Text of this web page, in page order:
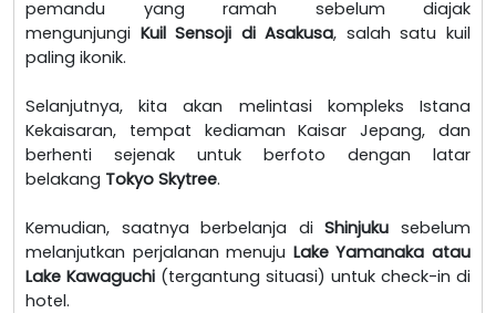
pemandu yang ramah sebelum diajak
mengunjungi Kuil Sensoji di Asakusa, salah satu kuil
paling ikonik.
Selanjutnya, kita akan melintasi kompleks Istana
Kekaisaran, tempat kediaman Kaisar Jepang, dan
berhenti sejenak untuk berfoto dengan latar
belakang Tokyo Skytree.
Kemudian, saatnya berbelanja diShinjuku sebelum
melanjutkan perjalanan menuju Lake Yamanaka atau
Lake Kawaguchi (tergantung situasi) untuk check-in di
hotel.